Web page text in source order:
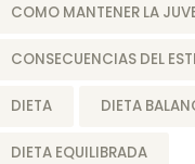
COMO MANTENER LA
CONSECUENCIAS DEL
DIETA DIETA
DIETA EQUILIBRADA